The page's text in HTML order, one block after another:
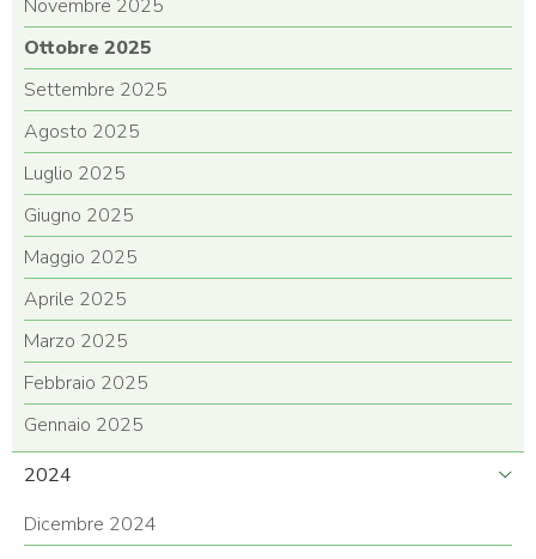
Novembre 2025
Ottobre 2025
Settembre 2025
Agosto 2025
Luglio 2025
Giugno 2025
Maggio 2025
Aprile 2025
Marzo 2025
Febbraio 2025
Gennaio 2025
2024
Dicembre 2024